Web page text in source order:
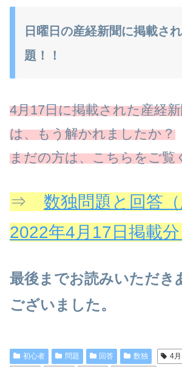
日曜日の産経新聞に掲載さ
題！！
4月17日に掲載された産経
は、もう解かれましたか？
まだの方は、こちらをご覧
⇒ 数独問題と回答
2022年4月17日掲載分
最後までお読みいただき
ございました。
初心者 問題 回答 数独 4